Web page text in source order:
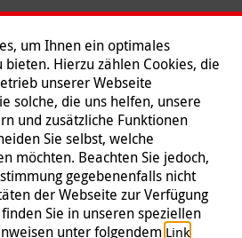
um Ihnen ein optimales
bieten. Hierzu zählen Cookies, die
unserer Webseite
solche, die uns helfen, unsere
und zusätzliche Funktionen
Sie selbst, welche
möchten. Beachten Sie jedoch,
gegebenenfalls nicht
der Webseite zur Verfügung
Sie in unseren speziellen
unter folgendem Link.